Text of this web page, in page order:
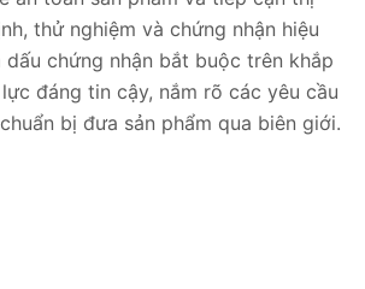
thử nghiệm và chứng nhận hiệu
chứng nhận bắt buộc trên khắp
đáng tin cậy, nắm rõ các yêu cầu
bị đưa sản phẩm qua biên giới.